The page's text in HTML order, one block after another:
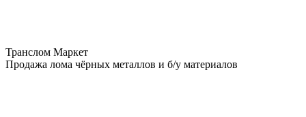
Транслом Маркет
Продажа лома чёрных металлов и б/у материалов